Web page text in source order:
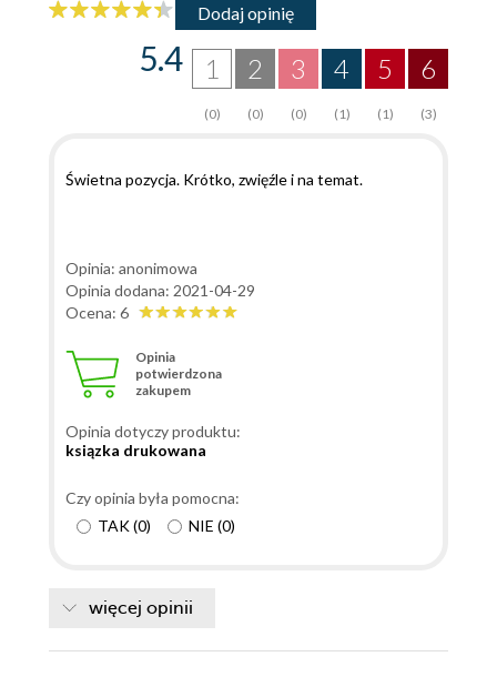
Dodaj opinię
6
(3)
5
(1)
4
(1)
3
(0)
2
(0)
1
(0)
5.4
Świetna pozycja. Krótko, zwięźle i na temat.
Opinia: anonimowa
Opinia dodana: 2021-04-29
Ocena: 6
Opinia
potwierdzona
zakupem
Opinia dotyczy produktu:
ksiązka drukowana
Czy opinia była pomocna:
TAK(0) NIE (0)
więcej opinii